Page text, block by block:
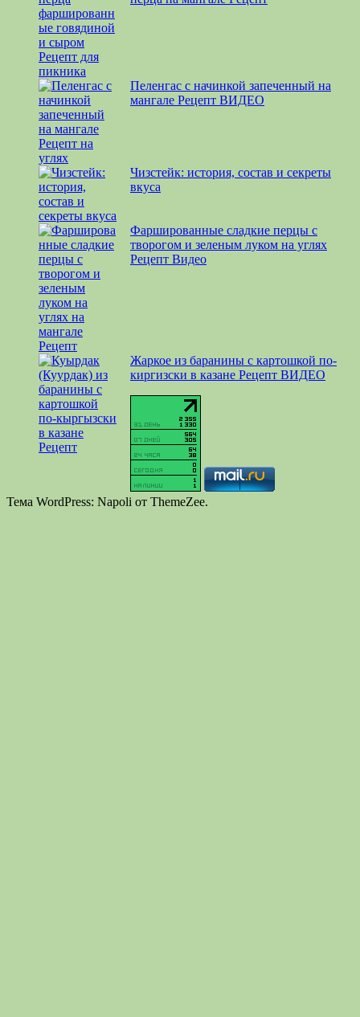
Пеленгас с начинкой запеченный на
мангале Рецепт ВИДЕО
Чизстейк: история, состав и секреты
вкуса
Фаршированные сладкие перцы с
творогом и зеленым луком на углях
Рецепт Видео
Жаркое из баранины с картошкой по-
киргизски в казане Рецепт ВИДЕО
Тема WordPress: Napoli от ThemeZee.